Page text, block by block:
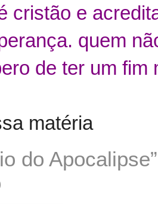
cristão e
quem
de ter um fim
matéria
do